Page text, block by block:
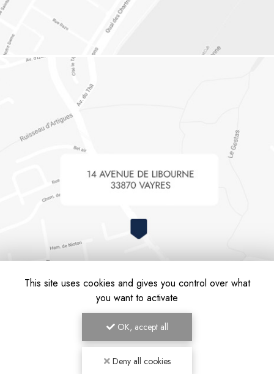
Plan du site-Liens utiles
This site uses cookies and gives you control over what
you want to activate
OK, accept all
Deny all cookies